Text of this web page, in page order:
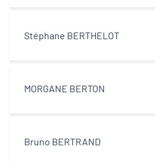
Stéphane BERTHELOT
MORGANE BERTON
Bruno BERTRAND